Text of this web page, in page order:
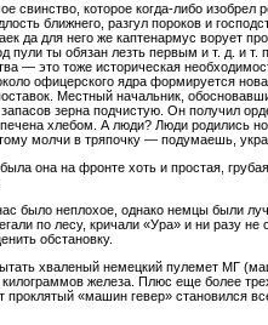
свинство, которое когда-либо изобрел
ближнего, разгул пороков и
да для него же каптенармус ворует
пули ты обязан лезть первым и т. д. и
— это тоже историческая
офицерского ядра формируется
Местный начальник,
запасов зерна подчистую. Он получил
хлебом. А люди? Люди родились
молчи в тряпочку — подумаешь,
она на фронте хоть и простая,
было неплохое, однако немцы были
по лесу, кричали «Ура» и ни разу
обстановку.
хваленый немецкий пулемет МГ
железа. Плюс еще более
проклятый «машин гевер» становился